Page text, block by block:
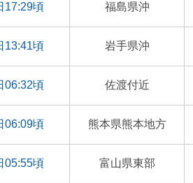
17:29頃 福島県沖
13:41頃 岩手県沖
06:32頃 佐渡付近
06:09頃 熊本県熊本地方
05:55頃 富山県東部